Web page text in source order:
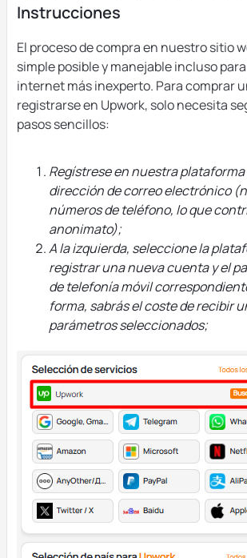
Instrucciones
El proceso de compra en nuestro sitio
simple posible y manejable incluso
internet más inexperto. Para comprar
registrarse en Upwork, solo necesita
pasos sencillos:
Regístrese en nuestra
dirección de correo electrónico
números de teléfono, lo que
anonimato);
A la izquierda, seleccione la
registrar una nueva cuenta y el
de telefonía móvil
forma, sabrás el coste de recibir
parámetros seleccionados;